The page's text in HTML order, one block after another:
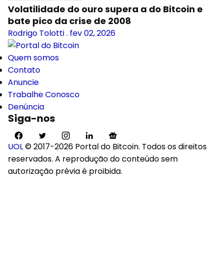
Volatilidade do ouro supera a do Bitcoin e
bate pico da crise de 2008
Rodrigo Tolotti. fev 02, 2026
Quem somos
Contato
Anuncie
Trabalhe Conosco
Denúncia
Siga-nos
UOL© 2017-2026 Portal do Bitcoin. Todos os direitos
reservados. A reprodução do conteúdo sem
autorização prévia é proibida.